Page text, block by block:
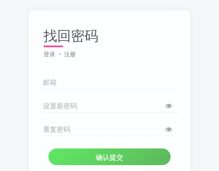
找回密码
登录 注册
邮箱
设置新密码
重复密码
确认提交